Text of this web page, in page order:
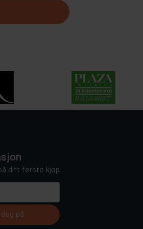
ditt første kjøp
deg på